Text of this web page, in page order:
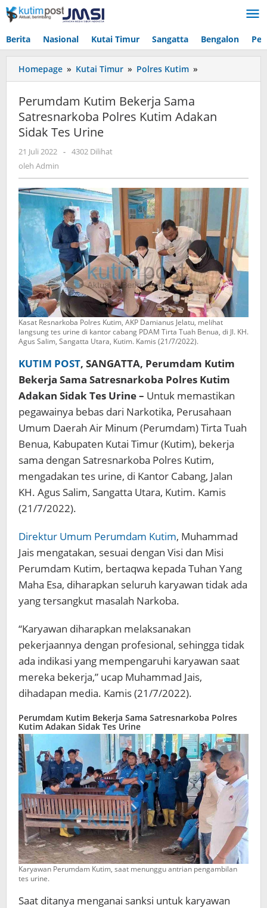
Lewati
ke
Berita Nasional Kutai Timur Sangatta Bengalon
Homepage » Kutai Timur » Polres Kutim »
Kutim
Satresnarkoba
Tes
Urine
Perumdam Kutim Bekerja Sama
Satresnarkoba Polres Kutim Adakan
Sidak Tes Urine
21 Juli 2022 oleh
- 4302 Dilihat
oleh Admin
Kasat Resnarkoba Polres Kutim, AKP Damianus Jelatu, melihat
langsung tes urine di kantor cabang PDAM Tirta Tuah Benua, di Jl. KH.
Agus Salim, Sangatta Utara, Kutim. Kamis (21/7/2022).
KUTIM POST, SANGATTA, Perumdam Kutim
Bekerja Sama Satresnarkoba Polres Kutim
Adakan Sidak Tes Urine – Untuk memastikan
pegawainya bebas dari Narkotika, Perusahaan
Umum Daerah Air Minum (Perumdam) Tirta Tuah
Benua, Kabupaten Kutai Timur (Kutim), bekerja
sama dengan Satresnarkoba Polres Kutim,
mengadakan tes urine, di Kantor Cabang, Jalan
KH. Agus Salim, Sangatta Utara, Kutim. Kamis
(21/7/2022).
Direktur Umum Perumdam Kutim, Muhammad
Jais mengatakan, sesuai dengan Visi dan Misi
Perumdam Kutim, bertaqwa kepada Tuhan Yang
Maha Esa, diharapkan seluruh karyawan tidak ada
yang tersangkut masalah Narkoba.
“Karyawan diharapkan melaksanakan
pekerjaannya dengan profesional, sehingga tidak
ada indikasi yang mempengaruhi karyawan saat
mereka bekerja,” ucap Muhammad Jais,
dihadapan media. Kamis (21/7/2022).
Perumdam Kutim Bekerja Sama Satresnarkoba Polres
Kutim Adakan Sidak Tes Urine
Karyawan Perumdam Kutim, saat menunggu antrian pengambilan
tes urine.
Saat ditanya menganai sanksi untuk karyawan